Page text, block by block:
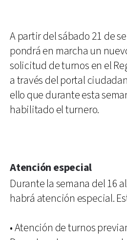
A partir del sábado 21 de
pondrá en marcha un
solicitud de turnos en el
a través del portal
ello que durante esta
habilitado el turnero.
Atención especial
Durante la semana del 16
habrá atención especial.
• Atención de turnos